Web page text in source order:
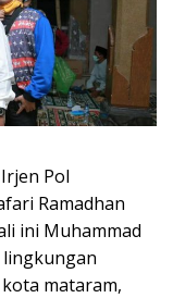
Pol
Ramadhan
ini Muhammad
mataram,